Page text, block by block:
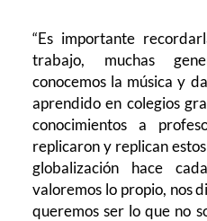
“Es importante
trabajo, muchas
conocemos la música y
aprendido en colegios
conocimientos a
replicaron y replican
globalización hace
valoremos lo propio, nos
queremos ser lo que no